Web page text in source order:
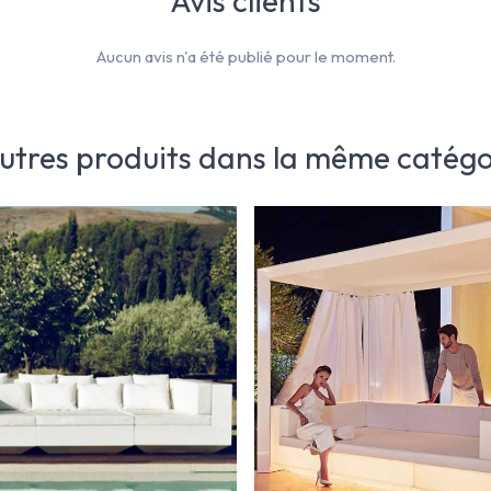
Aucun avis n'a été publié pour le moment.
produits dans la même